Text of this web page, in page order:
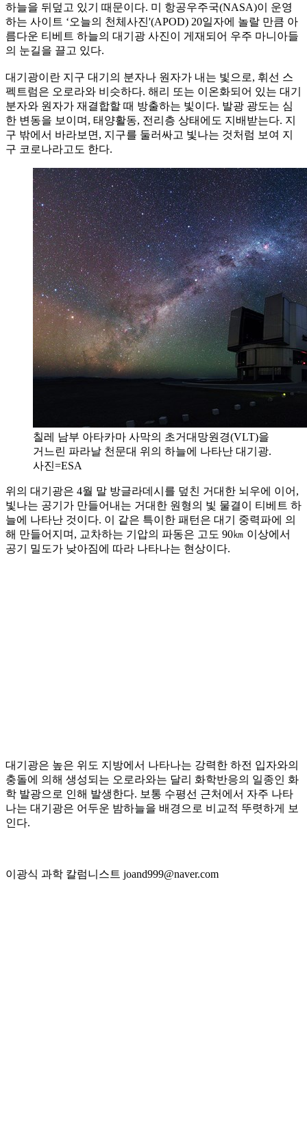
하늘을 뒤덮고 있기 때문이다. 미 항공우주국(NASA)이 운영
하는 사이트 ‘오늘의 천체사진'(APOD) 20일자에 놀랄 만큼 아
름다운 티베트 하늘의 대기광 사진이 게재되어 우주 마니아들
의 눈길을 끌고 있다.
대기광이란 지구 대기의 분자나 원자가 내는 빛으로, 휘선 스
펙트럼은 오로라와 비슷하다. 해리 또는 이온화되어 있는 대기
분자와 원자가 재결합할 때 방출하는 빛이다. 발광 광도는 심
한 변동을 보이며, 태양활동, 전리층 상태에도 지배받는다. 지
구 밖에서 바라보면, 지구를 둘러싸고 빛나는 것처럼 보여 지
구 코로나라고도 한다.
칠레 남부 아타카마 사막의 초거대망원경(VLT)을
거느린 파라날 천문대 위의 하늘에 나타난 대기광.
사진=ESA
위의 대기광은 4월 말 방글라데시를 덮친 거대한 뇌우에 이어,
빛나는 공기가 만들어내는 거대한 원형의 빛 물결이 티베트 하
늘에 나타난 것이다. 이 같은 특이한 패턴은 대기 중력파에 의
해 만들어지며, 교차하는 기압의 파동은 고도 90㎞ 이상에서
공기 밀도가 낮아짐에 따라 나타나는 현상이다.
대기광은 높은 위도 지방에서 나타나는 강력한 하전 입자와의
충돌에 의해 생성되는 오로라와는 달리 화학반응의 일종인 화
학 발광으로 인해 발생한다. 보통 수평선 근처에서 자주 나타
나는 대기광은 어두운 밤하늘을 배경으로 비교적 뚜렷하게 보
인다.
이광식 과학 칼럼니스트 joand999@naver.com